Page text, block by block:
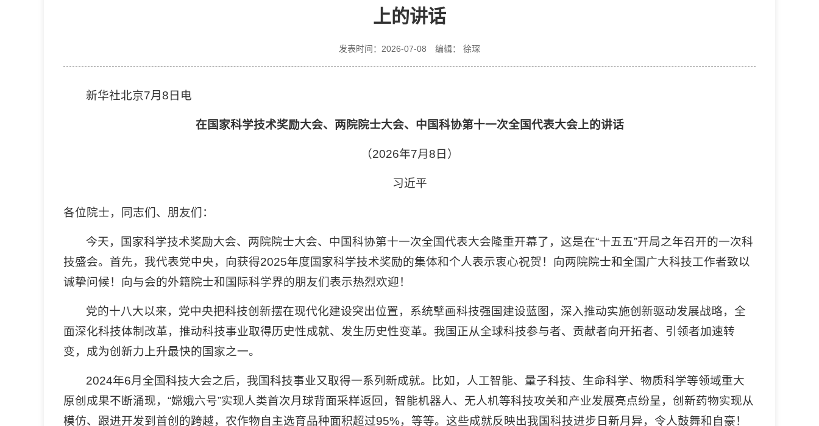
上的讲话
发表时间：2026-07-08 编辑： 徐琛
新华社北京7月8日电
在国家科学技术奖励大会、两院院士大会、中国科协第十一次全国代表大会上的讲话
（2026年7月8日）
习近平
各位院士，同志们、朋友们：
今天，国家科学技术奖励大会、两院院士大会、中国科协第十一次全国代表大会隆重开幕了，这是在“十五五”开局之年召开的一次科
技盛会。首先，我代表党中央，向获得2025年度国家科学技术奖励的集体和个人表示衷心祝贺！向两院院士和全国广大科技工作者致以
诚挚问候！向与会的外籍院士和国际科学界的朋友们表示热烈欢迎！
党的十八大以来，党中央把科技创新摆在现代化建设突出位置，系统擘画科技强国建设蓝图，深入推动实施创新驱动发展战略，全
面深化科技体制改革，推动科技事业取得历史性成就、发生历史性变革。我国正从全球科技参与者、贡献者向开拓者、引领者加速转
变，成为创新力上升最快的国家之一。
2024年6月全国科技大会之后，我国科技事业又取得一系列新成就。比如，人工智能、量子科技、生命科学、物质科学等领域重大
原创成果不断涌现，“嫦娥六号”实现人类首次月球背面采样返回，智能机器人、无人机等科技攻关和产业发展亮点纷呈，创新药物实现从
模仿、跟进开发到首创的跨越，农作物自主选育品种面积超过95%，等等。这些成就反映出我国科技进步日新月异，令人鼓舞和自豪！